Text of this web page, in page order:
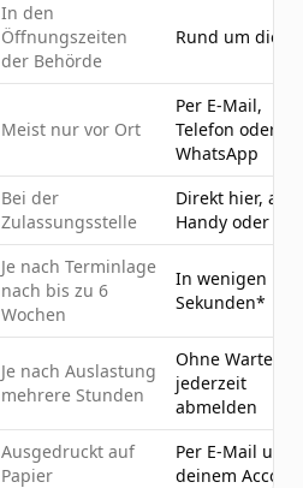
In den
Öffnungszeiten
der Behörde
Rund um die
Meist nur vor Ort
Per E-Mail,
Telefon oder
WhatsApp
Bei der
Zulassungsstelle
Direkt hier, am
Handy oder PC
Je nach Terminlage
nach bis zu 6
Wochen
In wenigen
Sekunden*
Je nach Auslastung
mehrere Stunden
Ohne Wartezeit
jederzeit
abmelden
Ausgedruckt auf
Papier
Per E-Mail und
deinem